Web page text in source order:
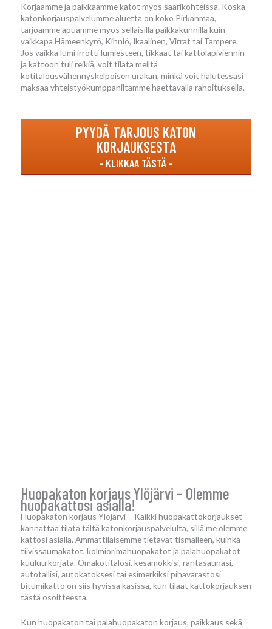
Korjaamme ja paikkaamme katot myös saarikohteissa. Koska
katonkorjauspalvelumme aluetta on koko Pirkanmaa,
tarjoamme apuamme myös sellaisilla paikkakunnilla kuin
vaikkapa Hämeenkyrö, Kihniö, Ikaalinen, Virrat tai Tampere.
Jos vaikka lumi irrotti lumiesteen, tikkaat tai kattoläpiviennin
ja kattoon tuli reikiä, voit tilata meiltä
kotitalousvähennyskelpoisen urakan, minkä voit halutessasi
maksaa yhteistyökumppaniltamme haettavalla rahoituksella.
PYYDÄ TARJOUS KATON
KORJAUKSESTA
Huopakaton korjaus Ylöjärvi – Olemme
huopakattosi asialla!
Huopakaton korjaus Ylöjärvi – Kaikki huopakattokorjaukset
kannattaa tilata tältä katonkorjauspalvelulta, sillä me olemme
kattosi asialla. Ammattilaisemme tietävät tismalleen, kuinka
tiivissaumakatot, kolmiorimahuopakatot ja palahuopakatot
kuuluu korjata. Omakotitalosi, kesämökkisi, rantasaunasi,
autotallisi, autokatoksesi tai esimerkiksi pihavarastosi
bitumikatto on siis hyvissä käsissä, kun tilaat kattokorjauksen
tästä osoitteesta.
Kun huopakaton tai palahuopakaton korjaus, paikkaus sekä